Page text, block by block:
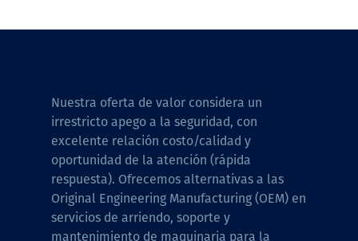
Nuestra oferta de valor considera un
irrestricto apego a la seguridad, con
excelente relación costo/calidad y
oportunidad de la atención (rápida
respuesta). Ofrecemos alternativas a las
Original Engineering Manufacturing (OEM) en
servicios de arriendo, soporte y
mantenimiento de maquinaria para la